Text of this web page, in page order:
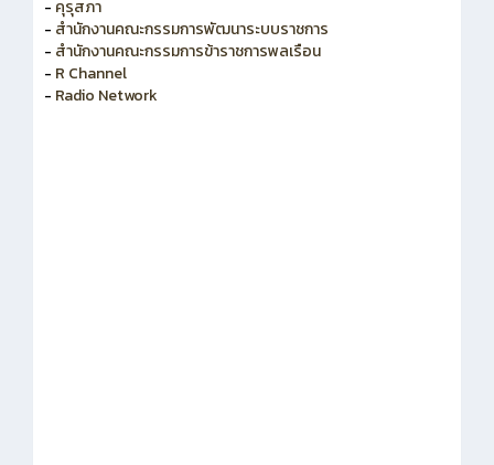
- สำนักงาน ก.ค.ศ.
- คุรุสภา
- สำนักงานคณะกรรมการพัฒนาระบบราชการ
- สำนักงานคณะกรรมการข้าราชการพลเรือน
- R Channel